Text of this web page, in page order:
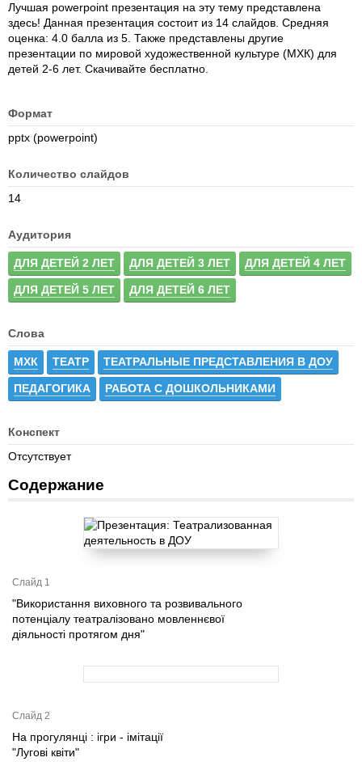
Лучшая powerpoint презентация на эту тему представлена
здесь! Данная презентация состоит из 14 слайдов. Средняя
оценка: 4.0 балла из 5. Также представлены другие
презентации по мировой художественной культуре (МХК) для
детей 2-6 лет. Скачивайте бесплатно.
Формат
pptx (powerpoint)
Количество слайдов
14
Аудитория
ДЛЯ ДЕТЕЙ 2 ЛЕТ ДЛЯ ДЕТЕЙ 3 ЛЕТ ДЛЯ ДЕТЕЙ 4 ЛЕТ
ДЛЯ ДЕТЕЙ 5 ЛЕТ ДЛЯ ДЕТЕЙ 6 ЛЕТ
Слова
МХК ТЕАТР ТЕАТРАЛЬНЫЕ ПРЕДСТАВЛЕНИЯ В ДОУ
ПЕДАГОГИКА РАБОТА С ДОШКОЛЬНИКАМИ
Конспект
Отсутствует
Содержание
Слайд 1
"Використання виховного та розвивального
потенціалу театралізовано мовленнєвої
діяльності протягом дня"
Слайд 2
На прогулянці : ігри - імітації
"Лугові квіти"